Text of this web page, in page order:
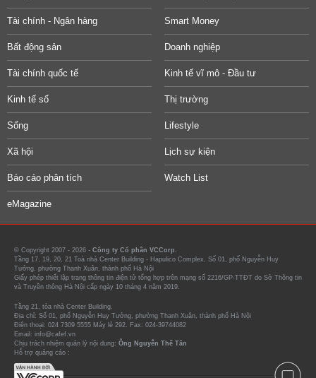
Tài chính - Ngân hàng Smart Money
Bất động sản Doanh nghiệp
Tài chính quốc tế Kinh tế vĩ mô - Đầu tư
Kinh tế số Thị trường
Sống Lifestyle
Xã hội Lịch sự kiện
Báo cáo phân tích Watch List
eMagazine
© Copyright 2007 - 2026 - Công ty Cổ phần VCCorp.
Tầng 17, 19, 20, 21 Toà nhà Center Building - Hapulico Complex, Số 01, phố Nguyễn Huy
Tưởng, phường Thanh Xuân, thành phố Hà Nội
Giấy phép thiết lập trang thông tin điện tử tổng hợp trên mạng số 2216/GP-TTĐT do Sở Thông tin
và Truyền thông Hà Nội cấp ngày 10 tháng 4 năm 2019.
Tầng 21, tòa nhà Center Building.
Địa chỉ: Số 01, phố Nguyễn Huy Tưởng, phường Thanh Xuân, thành phố Hà Nội
Điện thoại: 024 7309 5555 Máy lẻ 292. Fax: 024-39744082
Email: info@cafef.vn
Chịu trách nhiệm quản lý nội dung: Ông Nguyễn Thế Tân
Hỗ trợ quảng cáo :